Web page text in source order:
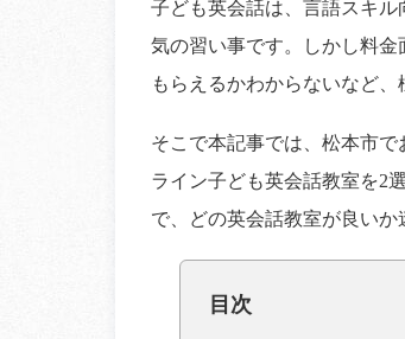
子ども英会話は、言語スキ
気の習い事です。しかし料
もらえるかわからないなど、
そこで本記事では、松本市
ライン子ども英会話教室を2
で、どの英会話教室が良いか
目次